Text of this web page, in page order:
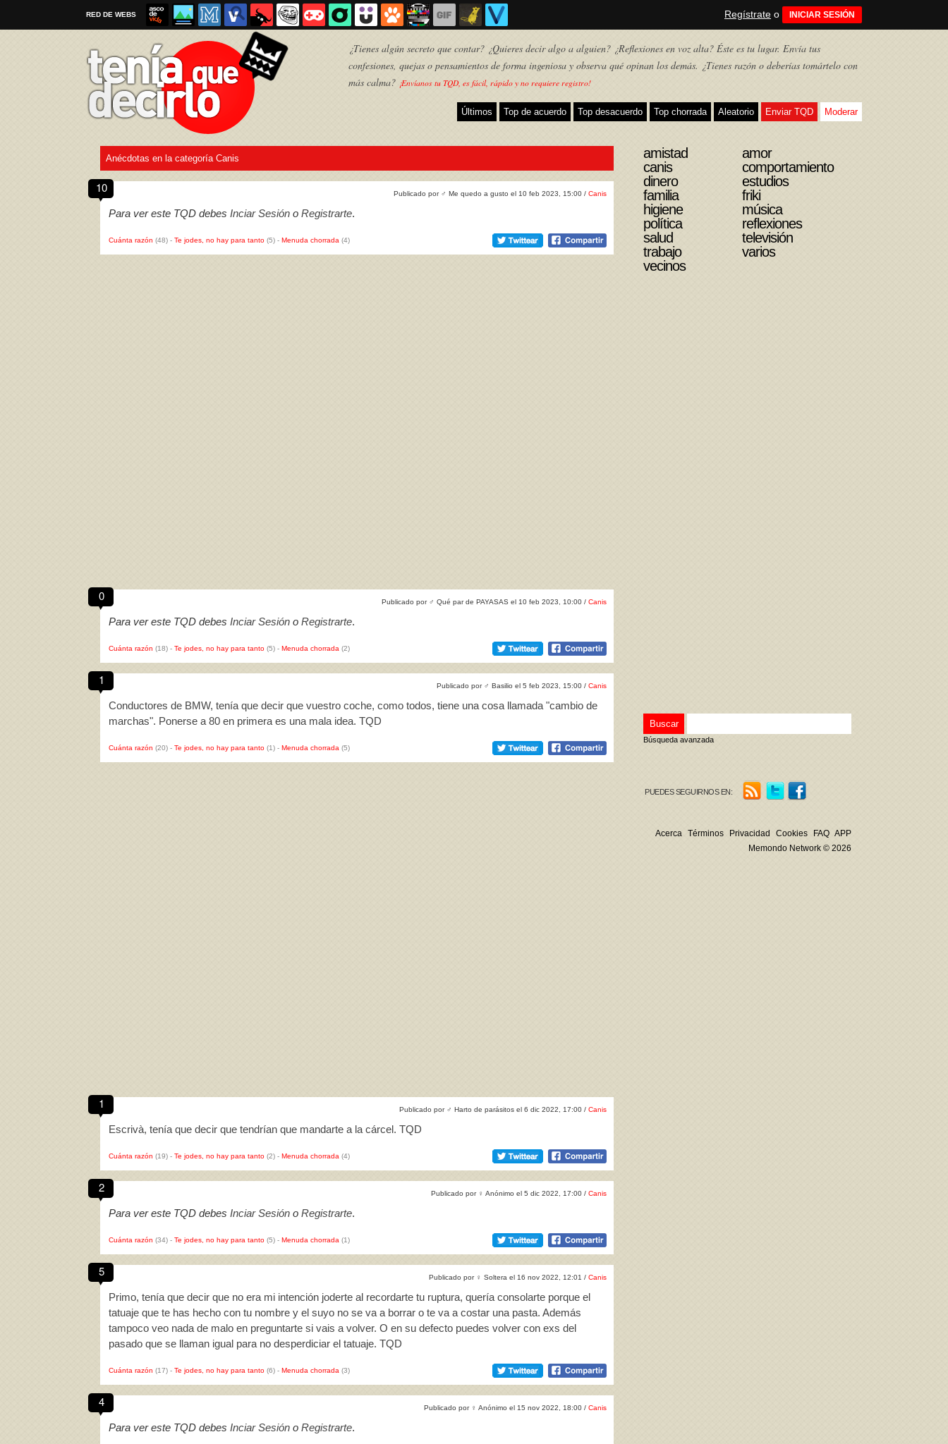
RED DE WEBS Regístrate o INICIAR SESIÓN
¿Tienes algún secreto que contar? ¿Quieres decir algo a alguien? ¿Reflexiones en voz alta? Éste es tu lugar. Envía tus
confesiones, quejas o pensamientos de forma ingeniosa y observa qué opinan los demás. ¿Tienes razón o deberías tomártelo con
más calma? ¡Envíanos tu TQD, es fácil, rápido y no requiere registro!
Últimos Top de acuerdo Top desacuerdo Top chorrada Aleatorio Enviar TQD Moderar
Por favor, respeta las
TQD
Anécdotas en la categoría Canis
10 Publicado por ♂ Me quedo a gusto el 10 feb 2023, 15:00 / Canis
Para ver este TQD debes Inciar Sesión o Registrarte.
Cuánta razón (48) - Te jodes, no hay para tanto (5) - Menuda chorrada (4)
0 Publicado por ♂ Qué par de PAYASAS el 10 feb 2023, 10:00 / Canis
Para ver este TQD debes Inciar Sesión o Registrarte.
Cuánta razón (18) - Te jodes, no hay para tanto (5) - Menuda chorrada (2)
1 Publicado por ♂ Basilio el 5 feb 2023, 15:00 / Canis
Conductores de BMW, tenía que decir que vuestro coche, como todos, tiene una cosa llamada "cambio de
marchas". Ponerse a 80 en primera es una mala idea. TQD
Cuánta razón (20) - Te jodes, no hay para tanto (1) - Menuda chorrada (5)
1 Publicado por ♂ Harto de parásitos el 6 dic 2022, 17:00 / Canis
Escrivà, tenía que decir que tendrían que mandarte a la cárcel. TQD
Cuánta razón (19) - Te jodes, no hay para tanto (2) - Menuda chorrada (4)
2 Publicado por ♀ Anónimo el 5 dic 2022, 17:00 / Canis
Para ver este TQD debes Inciar Sesión o Registrarte.
Cuánta razón (34) - Te jodes, no hay para tanto (5) - Menuda chorrada (1)
5 Publicado por ♀ Soltera el 16 nov 2022, 12:01 / Canis
Primo, tenía que decir que no era mi intención joderte al recordarte tu ruptura, quería consolarte porque el
tatuaje que te has hecho con tu nombre y el suyo no se va a borrar o te va a costar una pasta. Además
tampoco veo nada de malo en preguntarte si vais a volver. O en su defecto puedes volver con exs del
pasado que se llaman igual para no desperdiciar el tatuaje. TQD
Cuánta razón (17) - Te jodes, no hay para tanto (6) - Menuda chorrada (3)
4 Publicado por ♀ Anónimo el 15 nov 2022, 18:00 / Canis
Para ver este TQD debes Inciar Sesión o Registrarte.
amistad
amor
canis
comportamiento
dinero
estudios
familia
friki
higiene
música
política
reflexiones
salud
televisión
trabajo
varios
vecinos
Búsqueda avanzada
PUEDES SEGUIRNOS EN:
Acerca Términos Privacidad Cookies FAQ APP
Memondo Network © 2026